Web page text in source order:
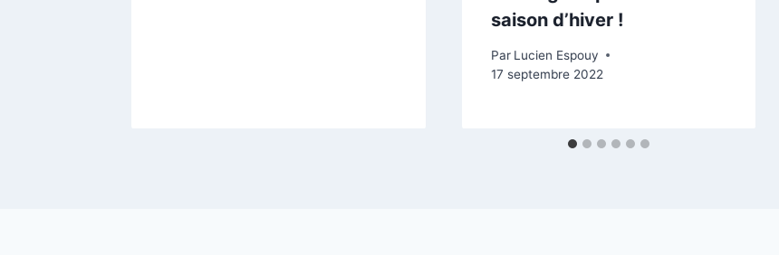
saison d’hiver !
Par Lucien Espouy
17 septembre 2022